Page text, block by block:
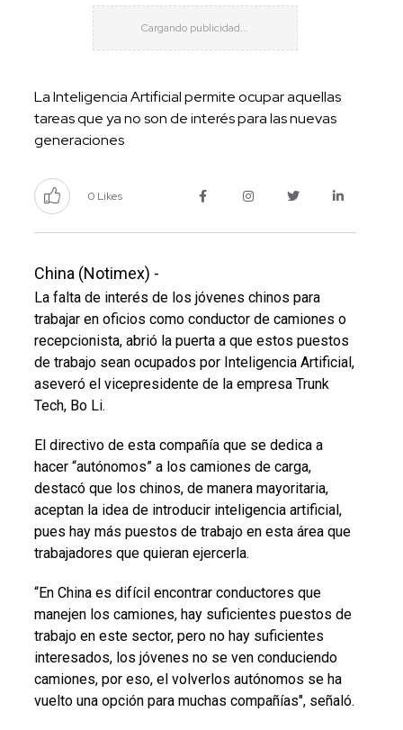
La Inteligencia Artificial permite ocupar aquellas
tareas que ya no son de interés para las nuevas
generaciones
0 Likes
China (Notimex) -
La falta de interés de los jóvenes chinos para
trabajar en oficios como conductor de camiones o
recepcionista, abrió la puerta a que estos puestos
de trabajo sean ocupados por Inteligencia Artificial,
aseveró el vicepresidente de la empresa Trunk
Tech, Bo Li.
El directivo de esta compañía que se dedica a
hacer “autónomos” a los camiones de carga,
destacó que los chinos, de manera mayoritaria,
aceptan la idea de introducir inteligencia artificial,
pues hay más puestos de trabajo en esta área que
trabajadores que quieran ejercerla.
“En China es difícil encontrar conductores que
manejen los camiones, hay suficientes puestos de
trabajo en este sector, pero no hay suficientes
interesados, los jóvenes no se ven conduciendo
camiones, por eso, el volverlos autónomos se ha
vuelto una opción para muchas compañías", señaló.